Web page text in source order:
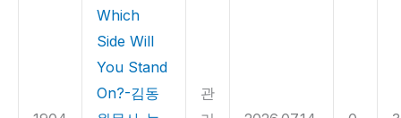
Which
Side Will
You Stand
On?-김동
관